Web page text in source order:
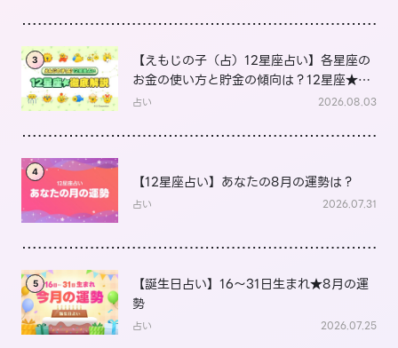
3
【えもじの子（占）12星座占い】各星座の
お金の使い方と貯金の傾向は？12星座★徹
底解説
占い 2026.08.03
4
【12星座占い】あなたの8月の運勢は？
占い 2026.07.31
5
【誕生日占い】16～31日生まれ★8月の運
勢
占い 2026.07.25